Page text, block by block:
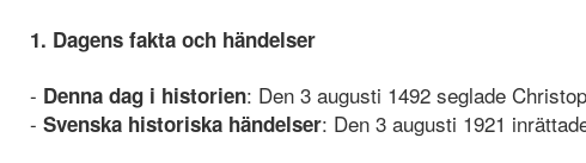
1. Dagens fakta och händelser
- Denna dag i historien: Den 3 augusti 1492 seglade
- Svenska historiska händelser: Den 3 augusti 1921